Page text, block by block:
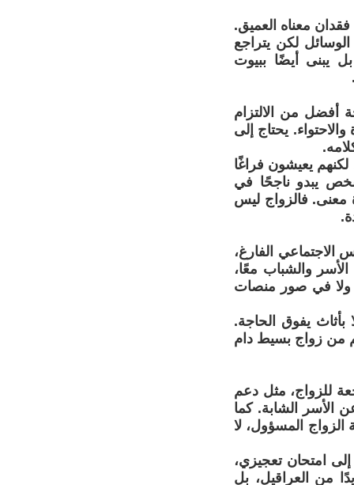
معناه العميق.
لكن يتراجع
يبنى أيضًا ببيوت
أفضل من الالتزام
يحتاج إلى
يعيشون فراغًا
يبدو ناجحًا في
معنى. فالزواج ليس
الاجتماعي الفارغ،
والشباب معًا،
ولا في صور منصات
يفوق الحاجة.
من زواج بسيط دام
للزواج، مثل دعم
الأسر الشابة. كما
المسؤول، لا
امتحان تعجيزي،
من العراقيل، بل